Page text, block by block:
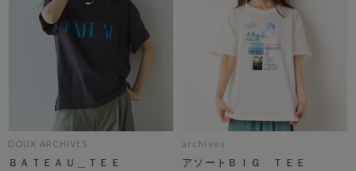
DOUX ARCHIVES
ＢＡＴＥＡＵ＿ＴＥＥ
archives
アソートＢＩＧ ＴＥＥ